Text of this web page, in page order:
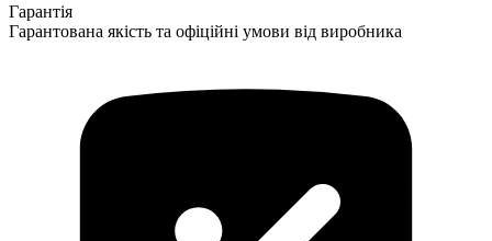
Гарантія
Гарантована якість та офіційні умови від виробника